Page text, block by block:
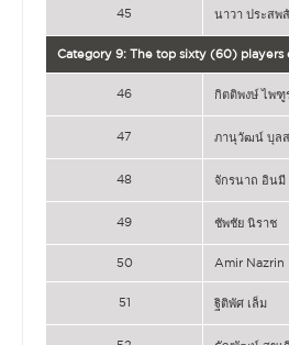
45 นาวา ประสพ
Category 9: The top sixty (60)
46 กิตติพงษ์ ไพฑู
47 ภานุวัฒน์ บุล
48 จักรนาถ อินมี
49 ชัพชัย นิราช
50 Amir Nazrin
51 ฐิติพัศ เล็ม